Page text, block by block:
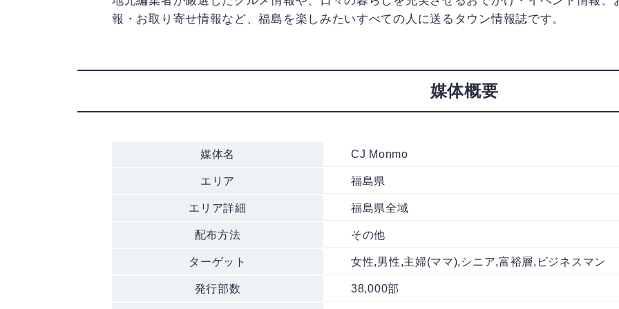
報・お取り寄せ情報など、福島を楽しみたいすべての人に送るタウン情報誌です。
媒体概要
媒体名 CJ Monmo
エリア 福島県
エリア詳細 福島県全域
配布方法 その他
ターゲット 女性,男性,主婦(ママ),シニア,富裕層,ビジネスマン
発行部数 38,000部